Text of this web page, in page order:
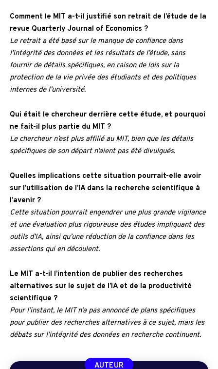
Comment le MIT a-t-il justifié son retrait de l’étude de la
revue Quarterly Journal of Economics ?
Le retrait a été basé sur le manque de confiance dans
l’intégrité des données et les résultats de l’étude, sans
fournir de détails spécifiques, en raison de lois sur la
protection de la vie privée des étudiants et des politiques
internes de l’université.
Qui était le chercheur derrière cette étude, et pourquoi
ne fait-il plus partie du MIT ?
Le chercheur n’est plus affilié au MIT, bien que les détails
spécifiques de son départ n’aient pas été divulgués.
Quelles implications cette situation pourrait-elle avoir
sur l’utilisation de l’IA dans la recherche scientifique à
l’avenir ?
Cette situation pourrait engendrer une plus grande vigilance
et une évaluation plus rigoureuse des études impliquant des
outils d’IA, ainsi qu’une réduction de la confiance dans les
assertions qui en découlent.
Le MIT a-t-il l’intention de publier des recherches
alternatives sur le sujet de l’IA et de la productivité
scientifique ?
Pour l’instant, le MIT n’a pas annoncé de plans spécifiques
pour publier des recherches alternatives à ce sujet, mais les
débats sur l’intégrité des données en recherche continuent.
AUTEUR